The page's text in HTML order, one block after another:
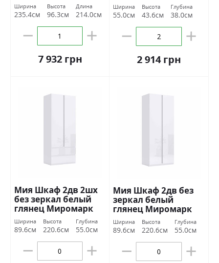
Ширина
235.4см
Высота
96.3см
Длина
214.0см
7 932 грн
Ширина
55.0см
Высота
43.6см
Глубина
38.0см
2 914 грн
Мия Шкаф 2дв 2шх
без зеркал белый
глянец Миромарк
Ширина
89.6см
Высота
220.6см
Глубина
55.0см
Мия Шкаф 2дв без
зеркал белый
глянец Миромарк
Ширина
89.6см
Высота
220.6см
Глубина
55.0см